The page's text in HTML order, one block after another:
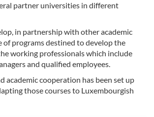
partner universities in different
in partnership with other academic
of programs destined to develop the
working professionals which include
and qualified employees.
academic cooperation has been set up
those courses to Luxembourgish